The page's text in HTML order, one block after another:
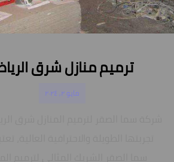
ترميم منازل شرق
مايو ٢, ٢٠٢٤